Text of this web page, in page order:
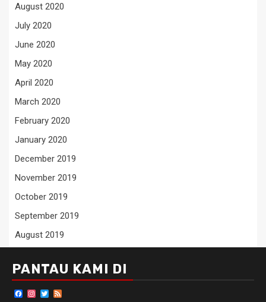
August 2020
July 2020
June 2020
May 2020
April 2020
March 2020
February 2020
January 2020
December 2019
November 2019
October 2019
September 2019
August 2019
PANTAU KAMI DI
Facebook
Instagram
Twitter